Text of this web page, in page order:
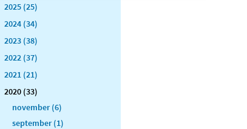
2025 (25)
2024 (34)
2023 (38)
2022 (37)
2021 (21)
2020 (33)
november (6)
september (1)